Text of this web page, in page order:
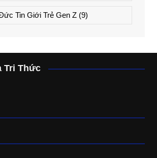
Tin Giới Trẻ Gen Z(9)
Tri Thức